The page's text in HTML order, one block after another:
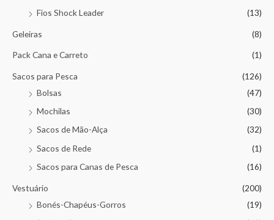
Fios Shock Leader
(13)
Geleiras (8)
Pack Cana e Carreto (1)
Sacos para Pesca
(126)
Bolsas
(47)
Mochilas
(30)
Sacos de Mão-Alça
(32)
Sacos de Rede
(1)
Sacos para Canas de Pesca
(16)
Vestuário
(200)
Bonés-Chapéus-Gorros
(19)